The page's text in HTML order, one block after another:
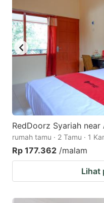
RedDoorz Syariah
rumah tamu · 2 Tamu · 1
Rp 177.362 /malam
Lihat